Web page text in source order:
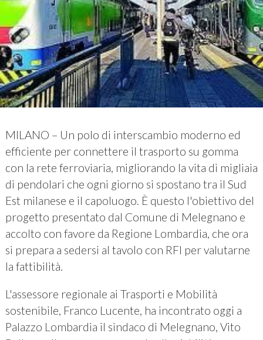
MILANO – Un polo di interscambio moderno ed
efficiente per connettere il trasporto su gomma
con la rete ferroviaria, migliorando la vita di migliaia
di pendolari che ogni giorno si spostano tra il Sud
Est milanese e il capoluogo. È questo l'obiettivo del
progetto presentato dal Comune di Melegnano e
accolto con favore da Regione Lombardia, che ora
si prepara a sedersi al tavolo con RFI per valutarne
la fattibilità.
L'assessore regionale ai Trasporti e Mobilità
sostenibile, Franco Lucente, ha incontrato oggi a
Palazzo Lombardia il sindaco di Melegnano, Vito